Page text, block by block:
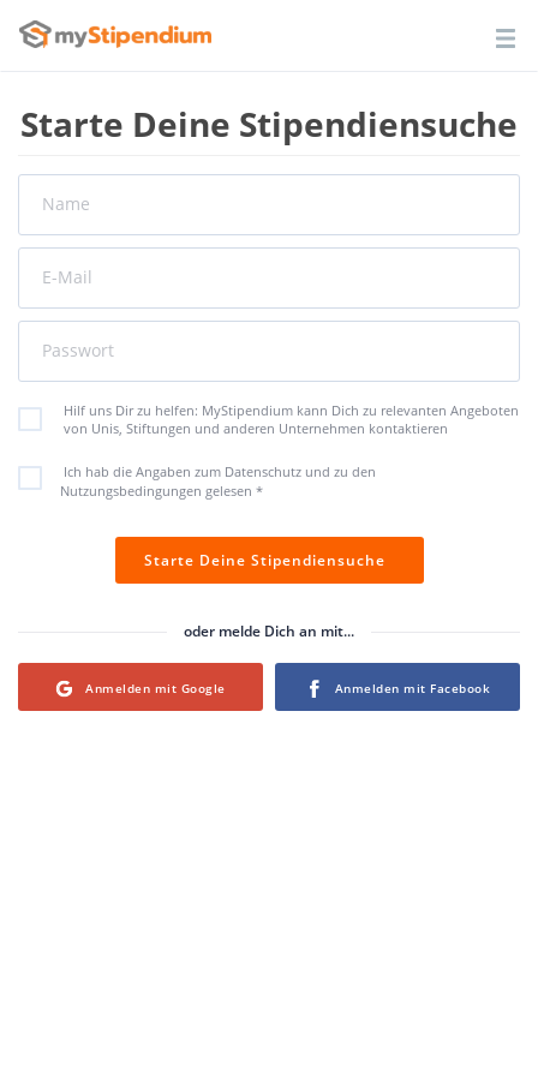
Starte Deine Stipendiensuche
Name
E-Mail
Passwort
Hilf uns Dir zu helfen: MyStipendium kann Dich zu relevanten Angeboten
von Unis, Stiftungen und anderen Unternehmen kontaktieren
Ich hab die Angaben zum Datenschutz und zu den
Nutzungsbedingungen gelesen *
Starte Deine Stipendiensuche
oder melde Dich an mit...
Login with Google Login with Facebook